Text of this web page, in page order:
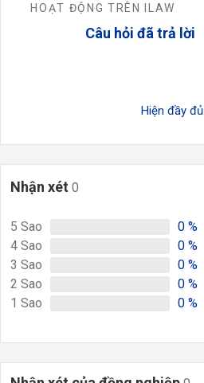
HOẠT ĐỘNG TRÊN ILAW
Câu hỏi đã trả lời
Hiện đầy đủ
Nhận xét 0
5 Sao 0 %
4 Sao 0 %
3 Sao 0 %
2 Sao 0 %
1 Sao 0 %